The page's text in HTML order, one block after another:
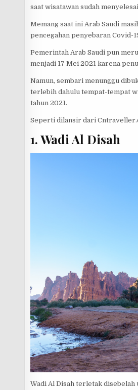
saat wisatawan sudah
Memang saat ini Arab Saudi
pencegahan penyebaran Covid-
Pemerintah Arab Saudi pun
menjadi 17 Mei 2021 karena
Namun, sembari menunggu
terlebih dahulu tempat-tempat
tahun 2021.
Seperti dilansir dari
1. Wadi Al Disah
Wadi Al Disah terletak disebelah